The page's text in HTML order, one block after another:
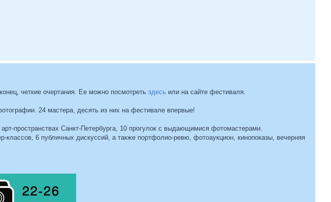
четкие очертания. Ее можно посмотреть здесь или на сайте фестиваля.
24 мастера, десять из них на фестивале впервые!
пространствах Санкт-Петербурга, 10 прогулок с выдающимися фотомастерами.
6 публичных дискуссий, а также портфолио-ревю, фотоаукцион, кинопоказы, вечерняя